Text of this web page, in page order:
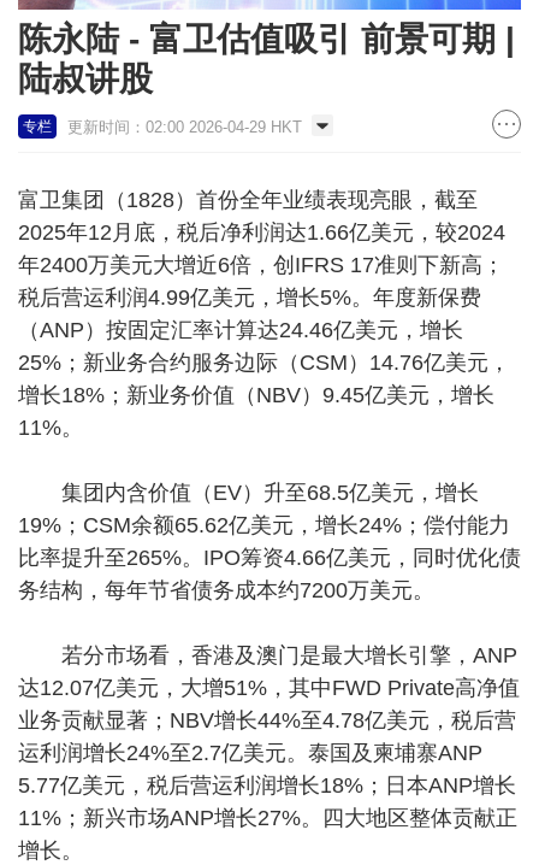
陈永陆 - 富卫估值吸引 前景可期 |
陆叔讲股
专栏 更新时间：02:00 2026-04-29 HKT
富卫集团（1828）首份全年业绩表现亮眼，截至
2025年12月底，税后净利润达1.66亿美元，较2024
年2400万美元大增近6倍，创IFRS 17准则下新高；
税后营运利润4.99亿美元，增长5%。年度新保费
（ANP）按固定汇率计算达24.46亿美元，增长
25%；新业务合约服务边际（CSM）14.76亿美元，
增长18%；新业务价值（NBV）9.45亿美元，增长
11%。
集团内含价值（EV）升至68.5亿美元，增长
19%；CSM余额65.62亿美元，增长24%；偿付能力
比率提升至265%。IPO筹资4.66亿美元，同时优化债
务结构，每年节省债务成本约7200万美元。
若分市场看，香港及澳门是最大增长引擎，ANP
达12.07亿美元，大增51%，其中FWD Private高净值
业务贡献显著；NBV增长44%至4.78亿美元，税后营
运利润增长24%至2.7亿美元。泰国及柬埔寨ANP
5.77亿美元，税后营运利润增长18%；日本ANP增长
11%；新兴市场ANP增长27%。四大地区整体贡献正
增长。